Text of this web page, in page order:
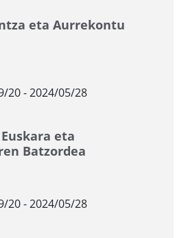
eta Aurrekontu
20 - 2024/05/28
eta
Batzordea
20 - 2024/05/28